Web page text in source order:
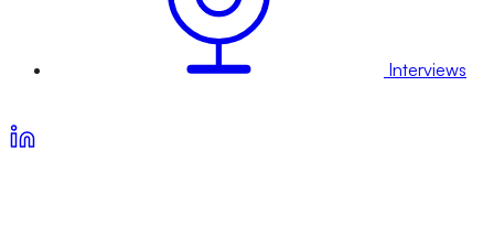
Interviews